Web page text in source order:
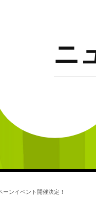
ニ
ンイベント開催決定！